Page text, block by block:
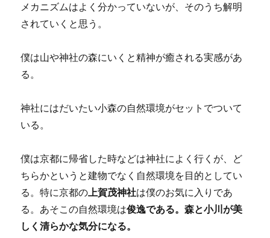
メカニズムはよく分かっていないが、そのうち解明
されていくと思う。
僕は山や神社の森にいくと精神が癒される実感があ
る。
神社にはだいたい小森の自然環境がセットでついて
いる。
僕は京都に帰省した時などは神社によく行くが、ど
ちらかというと建物でなく自然環境を目的としてい
る。特に京都の上賀茂神社は僕のお気に入りであ
る。あそこの自然環境は俊逸である。森と小川が美
しく清らかな気分になる。